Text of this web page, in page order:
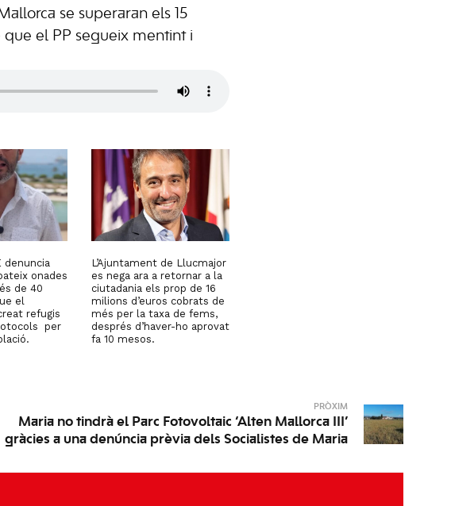
se superaran els 15
que el PP segueix mentint i
denuncia
onades
de 40
el
refugis
per
L’Ajuntament de Llucmajor
es nega ara a retornar a la
ciutadania els prop de 16
milions d’euros cobrats de
més per la taxa de fems,
després d’haver-ho aprovat
fa 10 mesos.
PRÒXIM
Maria no tindrà el Parc Fotovoltaic ‘Alten Mallorca III’
gràcies a una denúncia prèvia dels Socialistes de Maria